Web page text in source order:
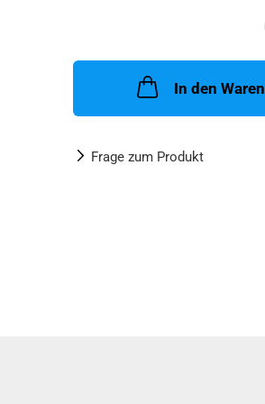
In den
Frage zum Produkt